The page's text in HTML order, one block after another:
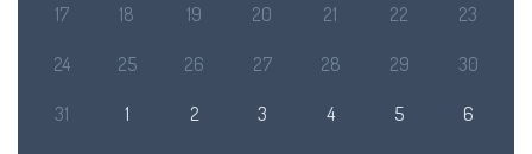
17 18 19 20 21 22 23
24 25 26 27 28 29 30
31 1 2 3 4 5 6